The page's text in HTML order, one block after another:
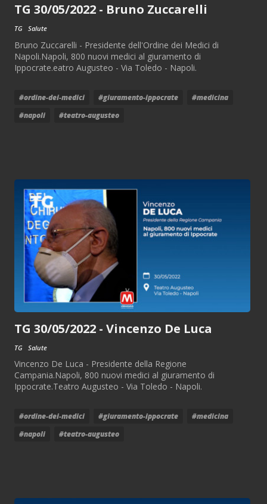
TG 30/05/2022 - Bruno Zuccarelli
TG Salute
Bruno Zuccarelli - Presidente dell'Ordine dei Medici di
Napoli.Napoli, 800 nuovi medici al giuramento di
Ippocrate.eatro Augusteo - Via Toledo - Napoli.
#ordine-dei-medici #giuramento-ippocrate
#medicina
#napoli
#teatro-augusteo
TG 30/05/2022 - Vincenzo De Luca
TG Salute
Vincenzo De Luca - Presidente della Regione
Campania.Napoli, 800 nuovi medici al giuramento di
Ippocrate.Teatro Augusteo - Via Toledo - Napoli.
#ordine-dei-medici #giuramento-ippocrate
#medicina
#napoli
#teatro-augusteo